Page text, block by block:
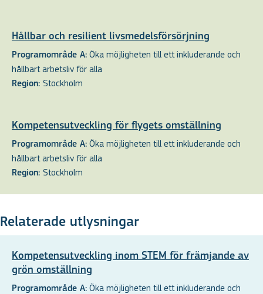
Hållbar och resilient livsmedelsförsörjning
Programområde A: Öka möjligheten till ett inkluderande och
hållbart arbetsliv för alla
Region: Stockholm
Kompetensutveckling för flygets omställning
Programområde A: Öka möjligheten till ett inkluderande och
hållbart arbetsliv för alla
Region: Stockholm
Relaterade utlysningar
Kompetensutveckling inom STEM för främjande av
grön omställning
Programområde A: Öka möjligheten till ett inkluderande och